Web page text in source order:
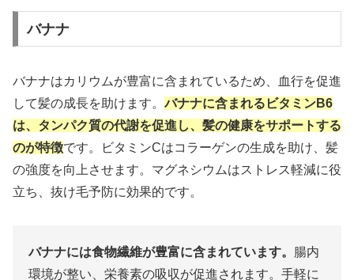
バナナ
バナナはカリウムが豊富に含まれているため、血行を促進
して髪の成長を助けます。バナナに含まれるビタミンB6
は、タンパク質の代謝を促進し、髪の健康をサポートする
のが特徴です。ビタミンCはコラーゲンの生成を助け、髪
の強度を向上させます。マグネシウムはストレス軽減に役
立ち、抜け毛予防に効果的です。
バナナには食物繊維が豊富に含まれています。 腸内
環境が整い、栄養素の吸収が促進されます。手軽に